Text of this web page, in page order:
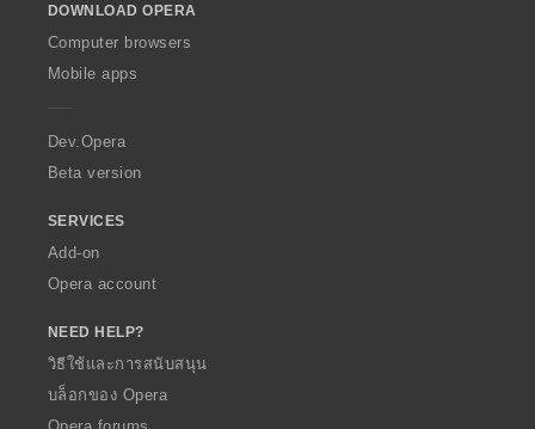
w
O
p
a
DOWNLOAD OPERA
Computer browsers
Mobile apps
Dev.Opera
Beta version
SERVICES
Add-on
Opera account
NEED HELP?
วิธีใช้และการสนับสนุน
บล็อกของ Opera